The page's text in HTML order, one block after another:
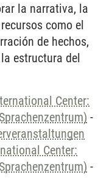
la narrativa, la
como el
de hechos,
estructura del
Center:
-
Center:
-